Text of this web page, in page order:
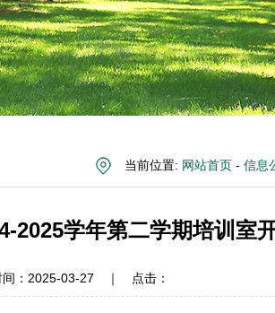
当前位置: 网站首页- 信息
2025学年第二学期培训室
间：2025-03-27 ｜ 点击：